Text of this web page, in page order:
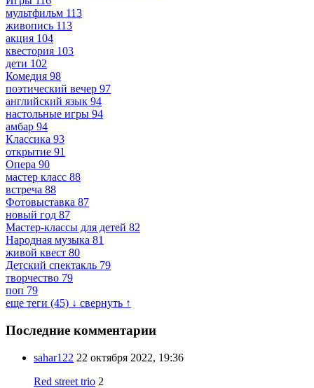
мультфильм 113
живопись 113
акция 104
квестория 103
дети 102
Комедия 98
поэтический вечер 97
английский язык 94
настольные игры 94
амбар 94
Классика 93
открытие 91
Опера 90
мастер класс 88
встреча 88
Фотовыставка 87
новый год 87
Мастер-классы для детей 82
Народная музыка 81
живой квест 80
Детский спектакль 79
творчество 79
поп 79
еще теги (45) ↓ свернуть ↑
Последние комментарии
sahar122 22 октября 2022, 19:36
Red street trio 2